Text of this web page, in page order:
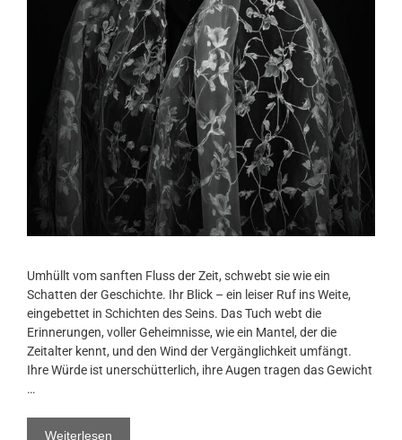
Umhüllt vom sanften Fluss der Zeit, schwebt sie wie ein
Schatten der Geschichte. Ihr Blick – ein leiser Ruf ins Weite,
eingebettet in Schichten des Seins. Das Tuch webt die
Erinnerungen, voller Geheimnisse, wie ein Mantel, der die
Zeitalter kennt, und den Wind der Vergänglichkeit umfängt.
Ihre Würde ist unerschütterlich, ihre Augen tragen das Gewicht
…
Weiterlesen